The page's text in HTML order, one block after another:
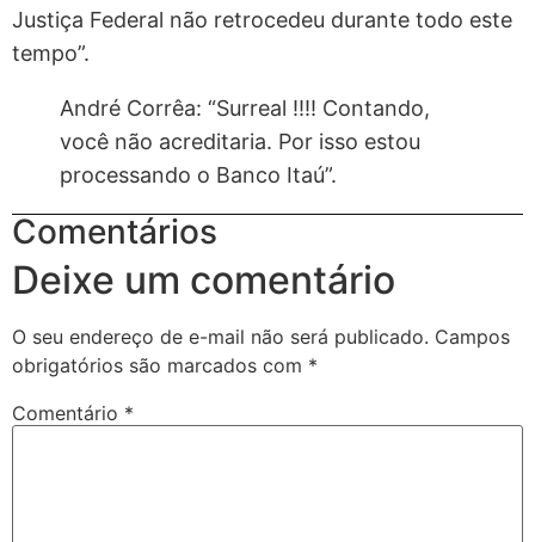
Justiça Federal não retrocedeu durante todo este
tempo”.
André Corrêa: “Surreal !!!! Contando,
você não acreditaria. Por isso estou
processando o Banco Itaú”.
Comentários
Deixe um comentário
O seu endereço de e-mail não será publicado. Campos
obrigatórios são marcados com *
Comentário *